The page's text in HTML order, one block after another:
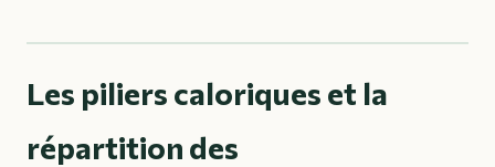
Les piliers caloriques et la
répartition des